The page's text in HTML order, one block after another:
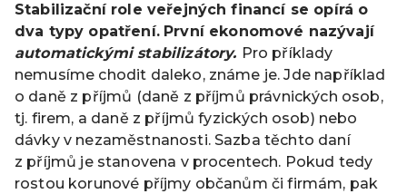
Stabilizační role veřejných financí se opírá o
dva typy opatření. První ekonomové nazývají
automatickými stabilizátory. Pro příklady
nemusíme chodit daleko, známe je. Jde například
o daně z příjmů (daně z příjmů právnických osob,
tj. firem, a daně z příjmů fyzických osob) nebo
dávky v nezaměstnanosti. Sazba těchto daní
z příjmů je stanovena v procentech. Pokud tedy
rostou korunové příjmy občanům či firmám, pak